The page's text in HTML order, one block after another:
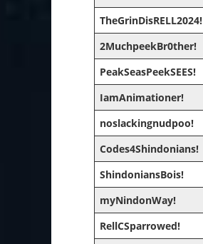
TheGrinDisRELL2024!
2MuchpeekBr0ther!
PeakSeasPeekSEES!
IamAnimationer!
noslackingnudpoo!
Codes4Shindonians!
ShindoniansBois!
myNindonWay!
RellCSparrowed!